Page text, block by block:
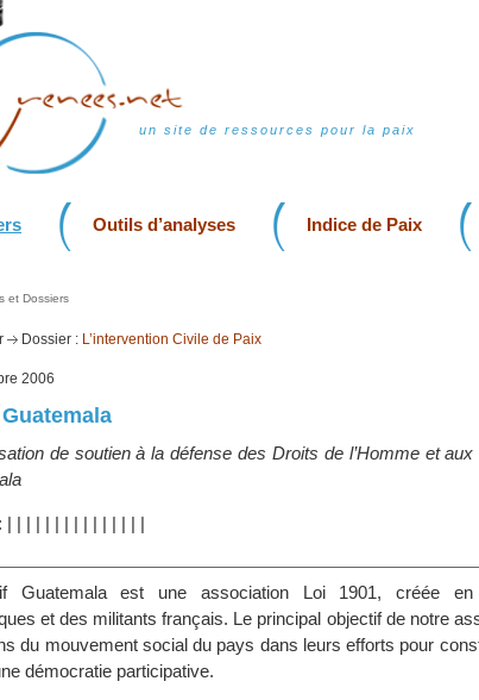
un site de ressources pour la paix
Outils d’analyses Indice de Paix
et Dossiers
Dossier : L’intervention Civile de Paix
2006
de soutien à la défense des Droits de l’Homme et
| | | | | | | | | | | | | | |
Guatemala est une association Loi 1901, créée
et des militants français. Le principal objectif de notre
du mouvement social du pays dans leurs efforts pour
démocratie participative.